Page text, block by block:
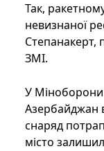
Так,
невизнаної
Степанакерт,
ЗМІ.
У Міноборони
Азербайджан
снаряд
місто